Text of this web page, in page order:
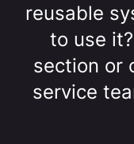
reusable
to use
section or
service